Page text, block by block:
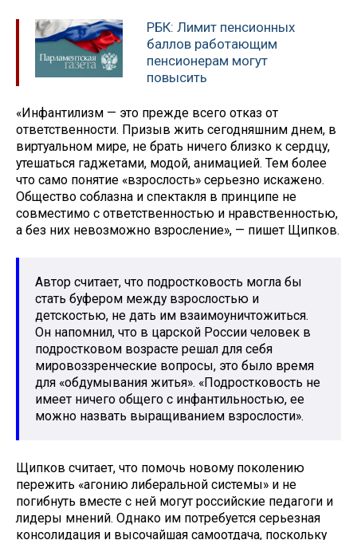
РБК: Лимит пенсионных
баллов работающим
пенсионерам могут
повысить
«Инфантилизм — это прежде всего отказ от
ответственности. Призыв жить сегодняшним днем, в
виртуальном мире, не брать ничего близко к сердцу,
утешаться гаджетами, модой, анимацией. Тем более
что само понятие «взрослость» серьезно искажено.
Общество соблазна и спектакля в принципе не
совместимо с ответственностью и нравственностью,
а без них невозможно взросление», — пишет Щипков.
Автор считает, что подростковость могла бы
стать буфером между взрослостью и
детскостью, не дать им взаимоуничтожиться.
Он напомнил, что в царской России человек в
подростковом возрасте решал для себя
мировоззренческие вопросы, это было время
для «обдумывания житья». «Подростковость не
имеет ничего общего с инфантильностью, ее
можно назвать выращиванием взрослости».
Щипков считает, что помочь новому поколению
пережить «агонию либеральной системы» и не
погибнуть вместе с ней могут российские педагоги и
лидеры мнений. Однако им потребуется серьезная
консолидация и высочайшая самоотдача, поскольку